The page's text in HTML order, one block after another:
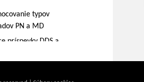
typov
PN a MD
príspevky DDS a